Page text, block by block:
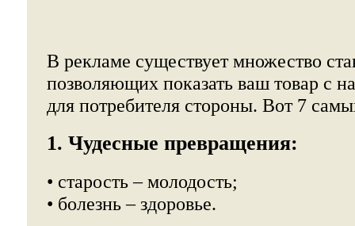
В рекламе существует множество
позволяющих показать ваш товар с
для потребителя стороны. Вот 7
1. Чудесные превращения:
• старость – молодость;
• болезнь – здоровье.